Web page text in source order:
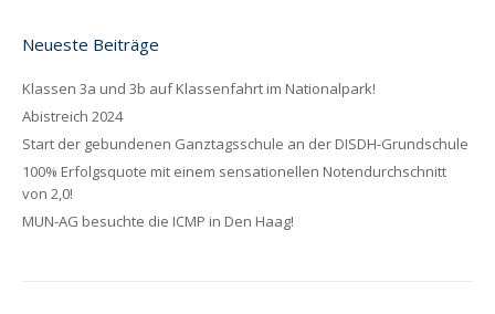
Neueste Beiträge
Klassen 3a und 3b auf Klassenfahrt im Nationalpark!
Abistreich 2024
Start der gebundenen Ganztagsschule an der DISDH-Grundschule
100% Erfolgsquote mit einem sensationellen Notendurchschnitt
von 2,0!
MUN-AG besuchte die ICMP in Den Haag!